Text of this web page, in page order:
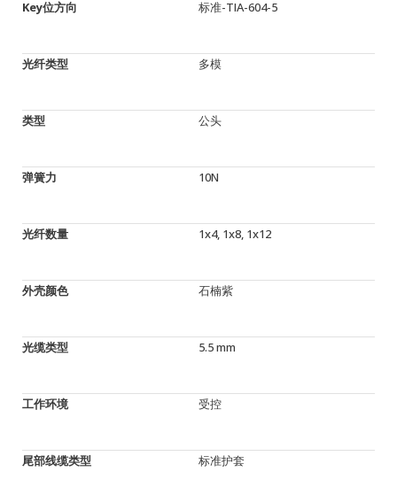
Key位方向 标准-TIA-604-5
光纤类型 多模
类型 公头
弹簧力 10N
光纤数量 1x4, 1x8, 1x12
外壳颜色 石楠紫
光缆类型 5.5 mm
工作环境 受控
尾部线缆类型 标准护套